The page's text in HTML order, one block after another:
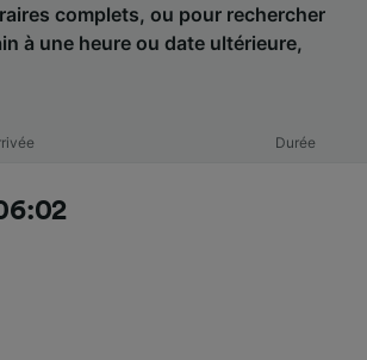
complets, ou pour rechercher
à une heure ou date ultérieure,
Durée